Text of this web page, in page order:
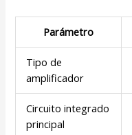
Parámetro
Tipo de
amplificador
Circuito integrado
principal